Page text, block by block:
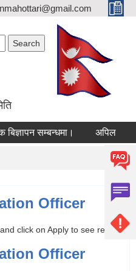
सम्बन्धमा। अपिल
Officer
click on Apply to see results
Officer